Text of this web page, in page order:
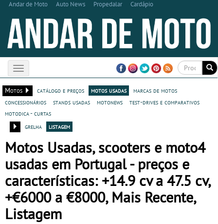
Andar de Moto Auto News Propedalar Cardápio
Toggle
navigation
Motos
catálogo e preços motos usadas
marcas de motos
concessionários
stands usadas motonews
test-drives e comparativos
motodica - curtas
grelha
listagem
Motos Usadas, scooters e moto4
usadas em Portugal - preços e
características: +14.9 cv a 47.5 cv,
+€6000 a €8000, Mais Recente,
Listagem